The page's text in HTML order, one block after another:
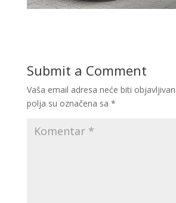
Submit a Comment
Vaša email adresa neće biti
polja su označena sa *